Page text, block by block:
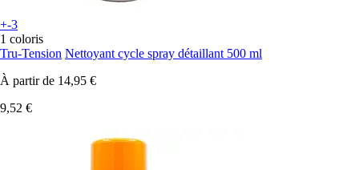
+-3
1 coloris
Tru-Tension Nettoyant cycle spray détaillant 500 ml
À partir de 14,95 €
9,52 €